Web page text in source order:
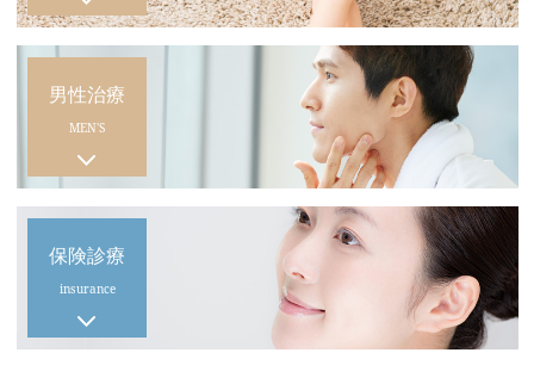
男性治療
MEN'S
保険診療
insurance